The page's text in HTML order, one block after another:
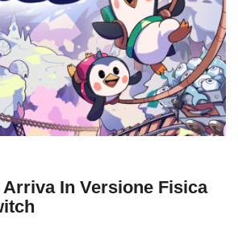
In Versione Fisica